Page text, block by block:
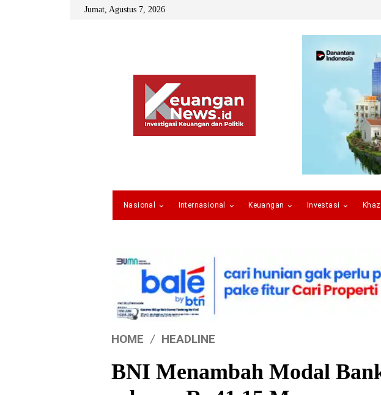
Jumat, Agustus 7, 2026
Nasional Internasional Keuangan Investasi
HOME HEADLINE
BNI Menambah Modal